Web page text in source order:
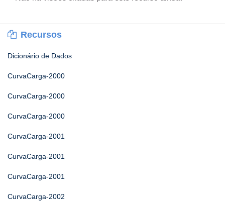
Recursos
Dicionário de Dados
CurvaCarga-2000
CurvaCarga-2000
CurvaCarga-2000
CurvaCarga-2001
CurvaCarga-2001
CurvaCarga-2001
CurvaCarga-2002